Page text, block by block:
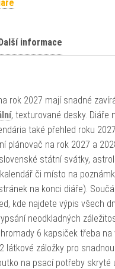
informace
rok 2027 mají snadné
, texturované desky. Diáře
také přehled roku
plánovač na rok 2027 a
státní svátky,
či místo na
na konci diáře).
kde najdete výpis všech
neodkladných
6 kapsiček třeba na
látkové záložky pro
na psací potřeby skryté